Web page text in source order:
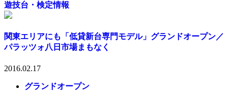
遊技台・検定情報
関東エリアにも「低貸新台専門モデル」グランドオープン／
パラッツォ八日市場まもなく
2016.02.17
グランドオープン